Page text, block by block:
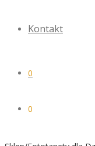
Kontakt
0
0